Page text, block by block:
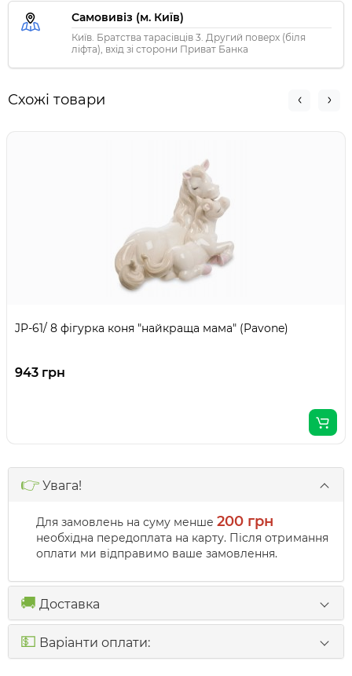
Самовивіз (м. Київ)
Київ. Братства тарасівців 3. Другий поверх (біля
ліфта), вхід зі сторони Приват Банка
Схожі товари
JP-61/ 8 фігурка коня "найкраща мама" (Pavone)
943 грн
👉 Увага!
Для замовлень на суму менше 200 грн
необхідна передоплата на карту. Після отримання
оплати ми відправимо ваше замовлення.
🚚 Доставка
💵 Варіанти оплати: